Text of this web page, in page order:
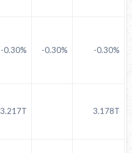
-0.30% -0.30% -0.30%
3.217T 3.178T